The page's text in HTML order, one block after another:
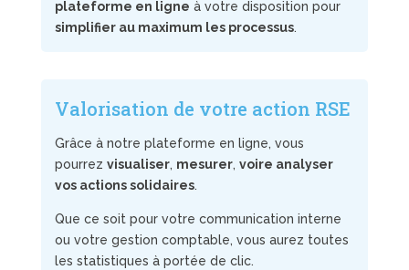
plateforme en ligne à votre disposition pour
simplifier au maximum les processus.
Valorisation de votre action RSE
Grâce à notre plateforme en ligne, vous
pourrez visualiser, mesurer, voire analyser
vos actions solidaires.
Que ce soit pour votre communication interne
ou votre gestion comptable, vous aurez toutes
les statistiques à portée de clic.